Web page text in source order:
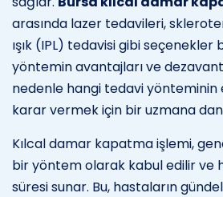
arasında lazer tedavileri,
ışık (IPL) tedavisi gibi seçenekler
yöntemin avantajları ve
nedenle hangi tedavi yönteminin
karar vermek için bir uzmana
Kılcal damar kapatma işlemi,
bir yöntem olarak kabul edilir ve
süresi sunar. Bu, hastaların